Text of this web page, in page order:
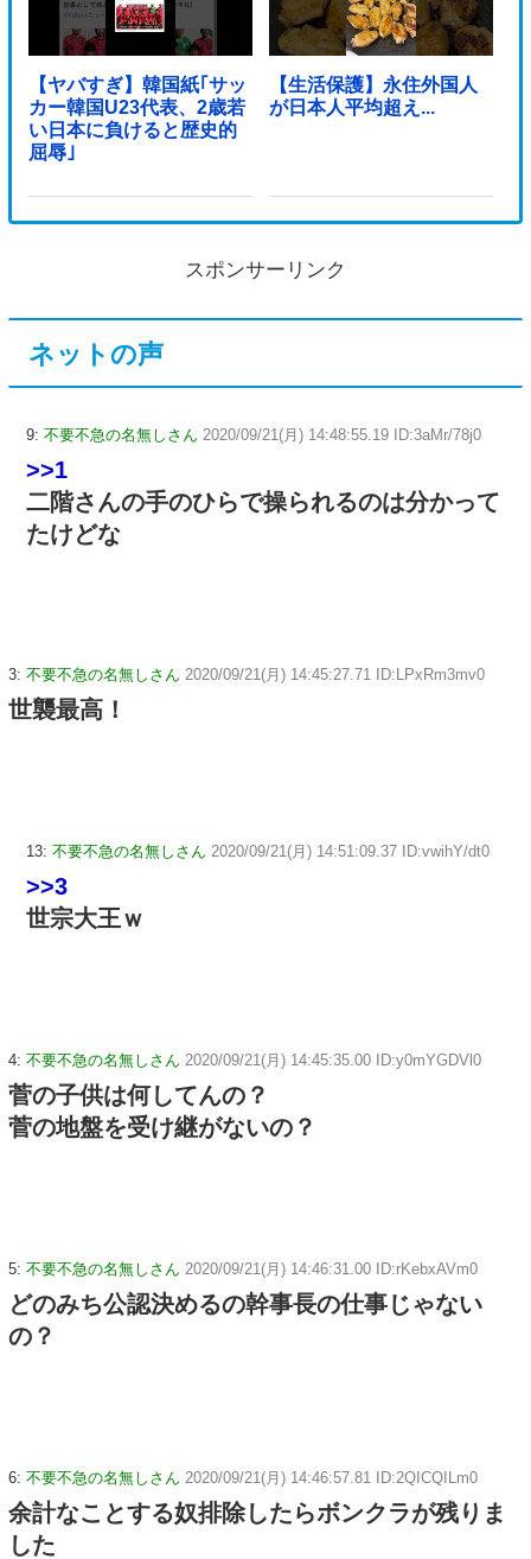
【ヤバすぎ】韓国紙｢サッ
カー韓国U23代表、2歳若
い日本に負けると歴史的
屈辱｣
【生活保護】永住外国人
が日本人平均超え...
スポンサーリンク
ネットの声
9: 不要不急の名無しさん 2020/09/21(月) 14:48:55.19 ID:3aMr/78j0
>>1
二階さんの手のひらで操られるのは分かって
たけどな
3: 不要不急の名無しさん 2020/09/21(月) 14:45:27.71 ID:LPxRm3mv0
世襲最高！
13: 不要不急の名無しさん 2020/09/21(月) 14:51:09.37 ID:vwihY/dt0
>>3
世宗大王ｗ
4: 不要不急の名無しさん 2020/09/21(月) 14:45:35.00 ID:y0mYGDVl0
菅の子供は何してんの？
菅の地盤を受け継がないの？
5: 不要不急の名無しさん 2020/09/21(月) 14:46:31.00 ID:rKebxAVm0
どのみち公認決めるの幹事長の仕事じゃない
の？
6: 不要不急の名無しさん 2020/09/21(月) 14:46:57.81 ID:2QICQILm0
余計なことする奴排除したらボンクラが残りま
した